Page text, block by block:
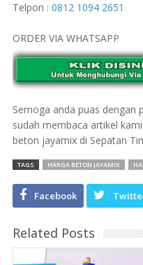
Telpon : 0812 1094 2651
ORDER VIA WHATSAPP
Semoga anda puas dengan
sudah membaca artikel
beton jayamix di Sepatan
TAGS HARGA BETON JAYAMIX
Facebook
Related Posts